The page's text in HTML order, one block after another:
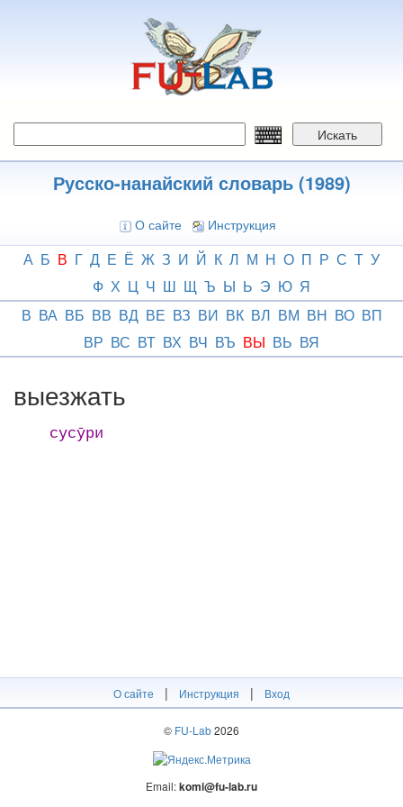
Искать
Русско-нанайский словарь (1989)
О сайте Инструкция
А Б В Г Д Е Ё Ж З И Й К Л М Н О П Р С Т У
Ф Х Ц Ч Ш Щ Ъ Ы Ь Э Ю Я
В ВА ВБ ВВ ВД ВЕ ВЗ ВИ ВК ВЛ ВМ ВН ВО ВП
ВР ВС ВТ ВХ ВЧ ВЪ ВЫ ВЬ ВЯ
выезжать
сусӯри
О сайте | Инструкция | Вход
© FU-Lab2026
Email:komi@fu-lab.ru